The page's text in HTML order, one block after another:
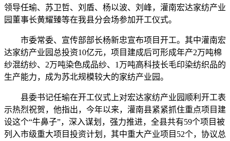
领导任瑜、苏卫哲、刘盾、杨以波、刘峰，灌南宏达家纺产业
园董事长黄耀臻等在我县分会场参加开工仪式。
市委常委、宣传部部长杨新忠宣布项目开工。其中灌南宏
达家纺产业园总投资10亿元，项目建成后可形成年产2万吨棉
纱混纺纱、2万吨染色成品纱、1万吨高科技长毛印染纺织品的
生产能力，成为苏北规模较大的家纺产业园。
县委书记任瑜在开工仪式上对宏达家纺产业园顺利开工表
示热烈祝贺，他指出，今年以来，灌南县紧紧抓住重点项目建
设这个“牛鼻子”，深入谋划，强力推进，全县共有59个项目被
列入市级重大项目投资计划，其中重大产业项目52个，协议总